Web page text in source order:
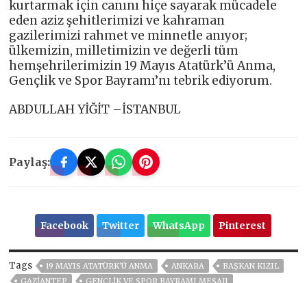
kurtarmak için canını hiçe sayarak mücadele
eden aziz şehitlerimizi ve kahraman
gazilerimizi rahmet ve minnetle anıyor;
ülkemizin, milletimizin ve değerli tüm
hemşehrilerimizin 19 Mayıs Atatürk’ü Anma,
Gençlik ve Spor Bayramı’nı tebrik ediyorum.
ABDULLAH YİĞİT –İSTANBUL
Paylaş:
Facebook Twitter WhatsApp Pinterest
Tags 19 MAYIS ATATÜRK'Ü ANMA ANKARA
BAŞKAN KIZIL